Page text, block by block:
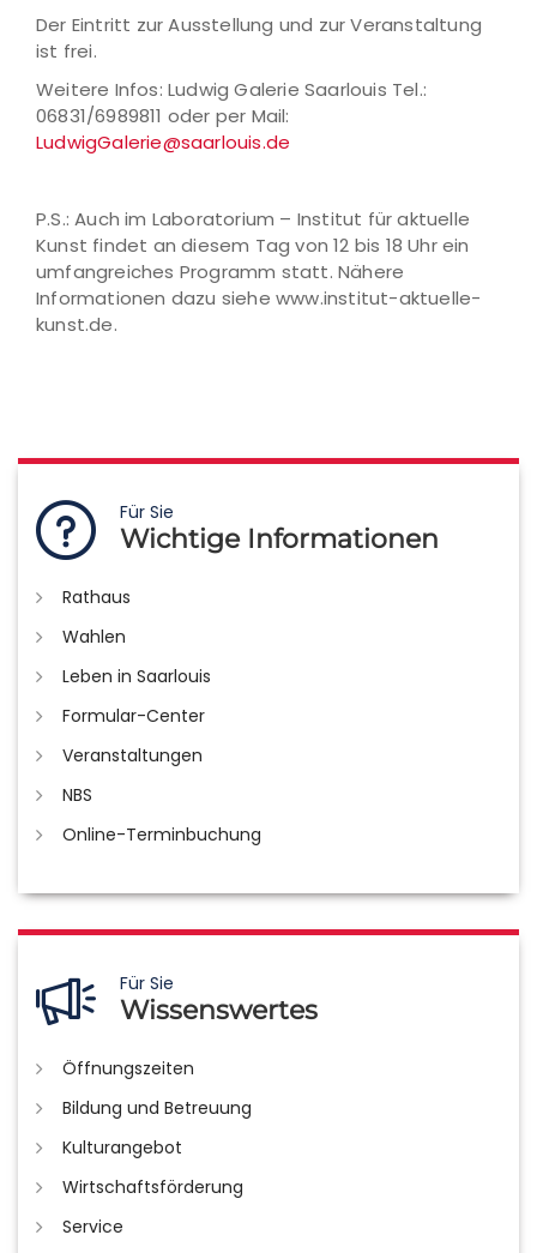
Der Eintritt zur Ausstellung und zur Veranstaltung
ist frei.
Weitere Infos: Ludwig Galerie Saarlouis Tel.:
06831/6989811 oder per Mail:
LudwigGalerie@saarlouis.de
P.S.: Auch im Laboratorium – Institut für aktuelle
Kunst findet an diesem Tag von 12 bis 18 Uhr ein
umfangreiches Programm statt. Nähere
Informationen dazu siehe www.institut-aktuelle-
kunst.de.
Für Sie
Wichtige Informationen
Rathaus
Wahlen
Leben in Saarlouis
Formular-Center
Veranstaltungen
NBS
Online-Terminbuchung
Für Sie
Wissenswertes
Öffnungszeiten
Bildung und Betreuung
Kulturangebot
Wirtschaftsförderung
Service